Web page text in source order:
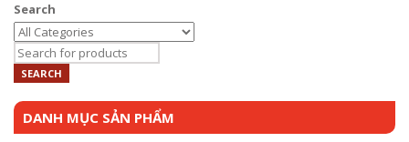
Search
DANH MỤC SẢN PHẨM